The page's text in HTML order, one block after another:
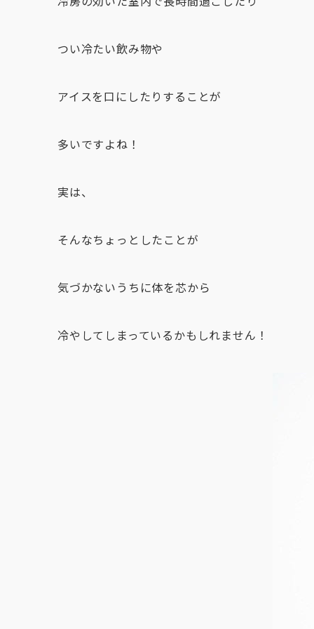
つい冷たい飲み物や
アイスを口にしたりすることが
多いですよね！
実は、
そんなちょっとしたことが
気づかないうちに体を芯から
冷やしてしまっているかもしれません！